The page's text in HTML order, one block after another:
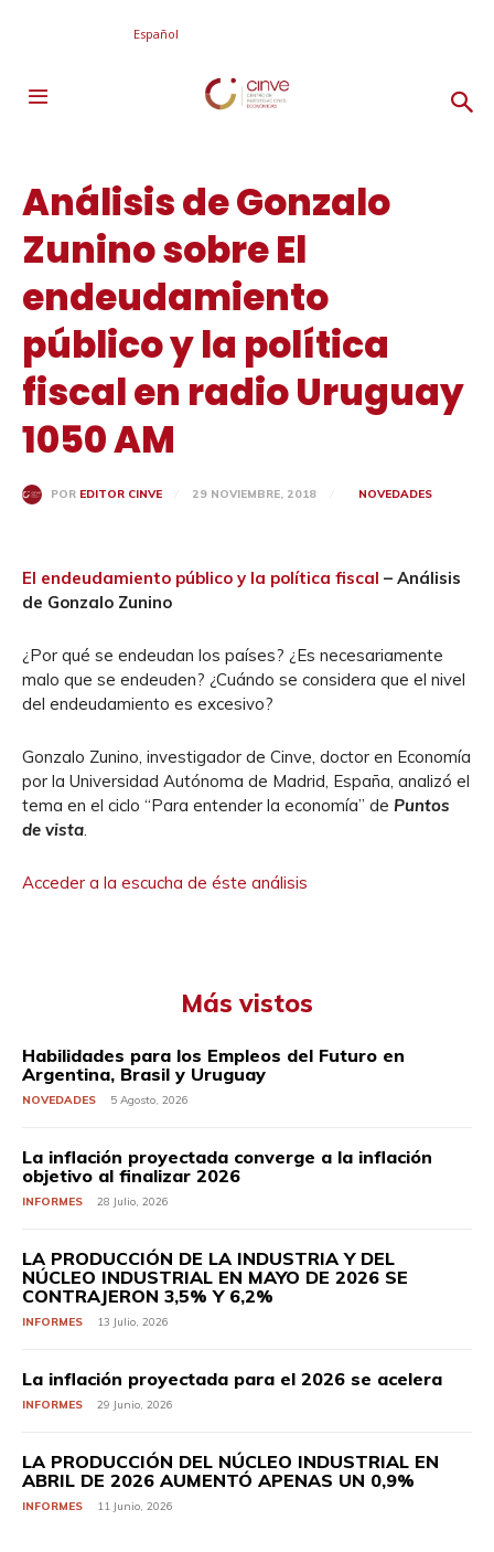
Español
Análisis de Gonzalo
Zunino sobre El
endeudamiento
público y la política
fiscal en radio Uruguay
1050 AM
POR EDITOR CINVE 29 NOVIEMBRE, 2018 NOVEDADES
El endeudamiento público y la política fiscal – Análisis
de Gonzalo Zunino
¿Por qué se endeudan los países? ¿Es necesariamente
malo que se endeuden? ¿Cuándo se considera que el nivel
del endeudamiento es excesivo?
Gonzalo Zunino, investigador de Cinve, doctor en Economía
por la Universidad Autónoma de Madrid, España, analizó el
tema en el ciclo “Para entender la economía” de Puntos
de vista.
Acceder a la escucha de éste análisis
Más vistos
Habilidades para los Empleos del Futuro en
Argentina, Brasil y Uruguay
NOVEDADES 5 Agosto, 2026
La inflación proyectada converge a la inflación
objetivo al finalizar 2026
INFORMES 28 Julio, 2026
LA PRODUCCIÓN DE LA INDUSTRIA Y DEL
NÚCLEO INDUSTRIAL EN MAYO DE 2026 SE
CONTRAJERON 3,5% Y 6,2%
INFORMES 13 Julio, 2026
La inflación proyectada para el 2026 se acelera
INFORMES 29 Junio, 2026
LA PRODUCCIÓN DEL NÚCLEO INDUSTRIAL EN
ABRIL DE 2026 AUMENTÓ APENAS UN 0,9%
INFORMES 11 Junio, 2026